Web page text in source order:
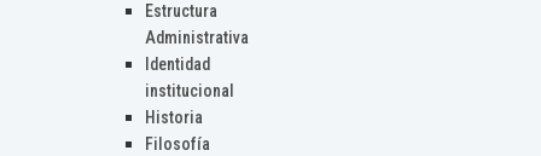
Estructura
Administrativa
Identidad
institucional
Historia
Filosofía